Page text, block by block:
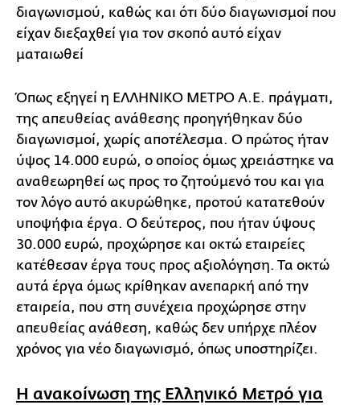
διαγωνισμού, καθώς και ότι δύο διαγωνισμοί που
είχαν διεξαχθεί για τον σκοπό αυτό είχαν
ματαιωθεί
Όπως εξηγεί η ΕΛΛΗΝΙΚΟ ΜΕΤΡΟ Α.Ε. πράγματι,
της απευθείας ανάθεσης προηγήθηκαν δύο
διαγωνισμοί, χωρίς αποτέλεσμα. Ο πρώτος ήταν
ύψος 14.000 ευρώ, ο οποίος όμως χρειάστηκε να
αναθεωρηθεί ως προς το ζητούμενό του και για
τον λόγο αυτό ακυρώθηκε, προτού κατατεθούν
υποψήφια έργα. Ο δεύτερος, που ήταν ύψους
30.000 ευρώ, προχώρησε και οκτώ εταιρείες
κατέθεσαν έργα τους προς αξιολόγηση. Τα οκτώ
αυτά έργα όμως κρίθηκαν ανεπαρκή από την
εταιρεία, που στη συνέχεια προχώρησε στην
απευθείας ανάθεση, καθώς δεν υπήρχε πλέον
χρόνος για νέο διαγωνισμό, όπως υποστηρίζει.
Η ανακοίνωση της Ελληνικό Μετρό για